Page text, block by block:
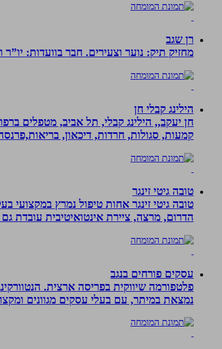
רן שגב
מחזיק תיק: נוער וצעירים. חבר בוועדות:
הילינג קבלי חן
חן יעקב,, הילינג קבלי, תל אביב, מטפלים
קמעות, סגולות, חרדות, דיכאון,
טובה גיטי זינגר
הדרום, מרצה, ציירת אינטואיטיבית עובדת גם
עסקים פורחים בנגב
פלטפורמה שיווקית בפריסה ארצית.
נמצאת במיתר, עם בעלי עסקים מגוונים